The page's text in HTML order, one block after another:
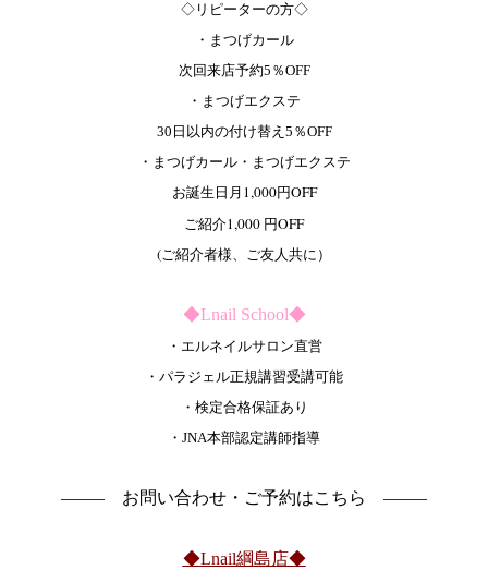
◇リピーターの方◇
・まつげカール
次回来店予約5％OFF
・まつげエクステ
30日以内の付け替え5％OFF
・まつげカール・まつげエクステ
お誕生日月1,000円OFF
ご紹介1,000 円OFF
(ご紹介者様、ご友人共に）
◆Lnail School◆
・エルネイルサロン直営
・パラジェル正規講習受講可能
・検定合格保証あり
・JNA本部認定講師指導
——– お問い合わせ・ご予約はこちら ——–
◆Lnail綱島店◆